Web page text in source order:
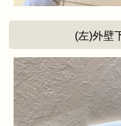
(左)外壁